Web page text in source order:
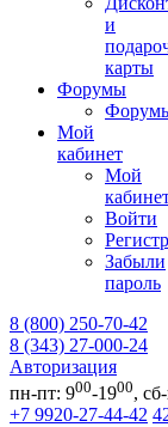
и
карты
Форумы
Мой
кабинет
Мой
Войти
Забыли
пароль
8 (800) 250-70-42
8 (343) 27-000-24
Авторизация
пн-пт: 900-1900,
+7 9920-27-44-42